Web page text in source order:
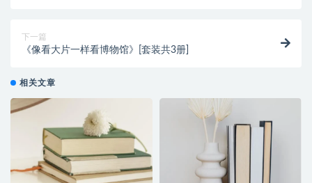
下一篇
《像看大片一样看博物馆》[套装共3册]
相关文章